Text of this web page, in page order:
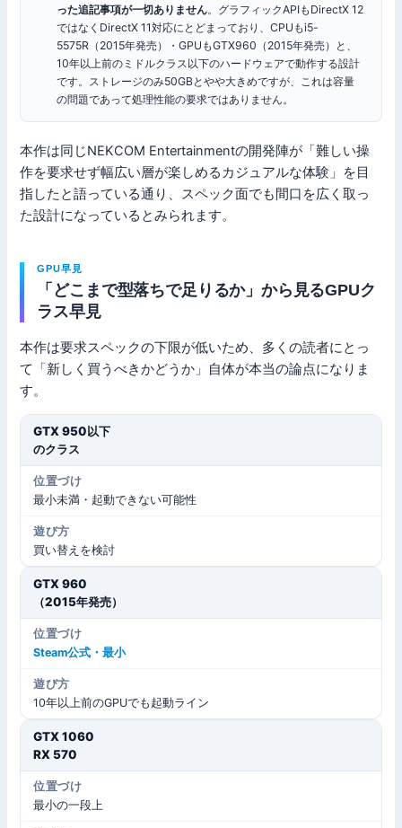
った追記事項が一切ありません。グラフィックAPIもDirectX 12
ではなくDirectX 11対応にとどまっており、CPUもi5-
5575R（2015年発売）・GPUもGTX960（2015年発売）と、
10年以上前のミドルクラス以下のハードウェアで動作する設計
です。ストレージのみ50GBとやや大きめですが、これは容量
の問題であって処理性能の要求ではありません。
本作は同じNEKCOM Entertainmentの開発陣が「難しい操
作を要求せず幅広い層が楽しめるカジュアルな体験」を目
指したと語っている通り、スペック面でも間口を広く取っ
た設計になっているとみられます。
GPU早見
「どこまで型落ちで足りるか」から見るGPUク
ラス早見
本作は要求スペックの下限が低いため、多くの読者にとっ
て「新しく買うべきかどうか」自体が本当の論点になりま
す。
GTX 950以下
のクラス
最小未満・起動できない可能性
買い替えを検討
GTX 960
（2015年発売）
Steam公式・最小
10年以上前のGPUでも起動ライン
GTX 1060
RX 570
最小の一段上